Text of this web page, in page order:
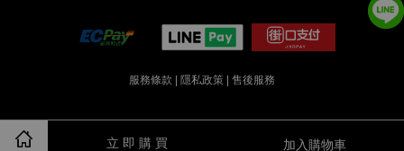
立 即 購 買 加入購物車
服務條款 | 隱私政策 | 售後服務